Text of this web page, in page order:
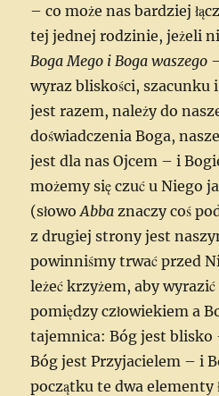
– co może nas bardziej
tej jednej rodzinie, jeżeli
Boga Mego i Boga waszego
wyraz bliskości, szacunku
jest razem, należy do
doświadczenia Boga,
jest dla nas Ojcem – i
możemy się czuć u Niego
(słowoAbba znaczy coś
z drugiej strony jest
powinniśmy trwać przed
leżeć krzyżem, aby wyrazić
pomiędzy człowiekiem a
tajemnica: Bóg jest blisko
Bóg jest Przyjacielem – i
początku te dwa elementy